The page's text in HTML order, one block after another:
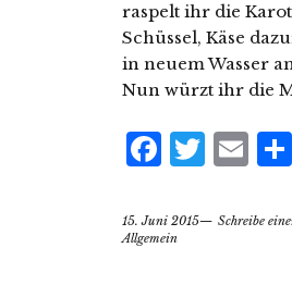
raspelt ihr die
Schüssel, Käse
in neuem Wasser
Nun würzt ihr die
15. Juni 2015
Schreibe
Allgemein